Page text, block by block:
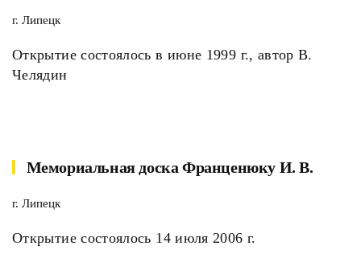
г. Липецк
Открытие состоялось в июне 1999 г., автор В.
Челядин
Мемориальная доска Франценюку И. В.
г. Липецк
Открытие состоялось 14 июля 2006 г.